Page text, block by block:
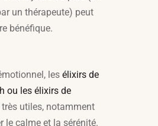
un thérapeute) peut
bénéfique.
les élixirs de
ou les élixirs de
utiles, notamment
le calme et la sérénité.